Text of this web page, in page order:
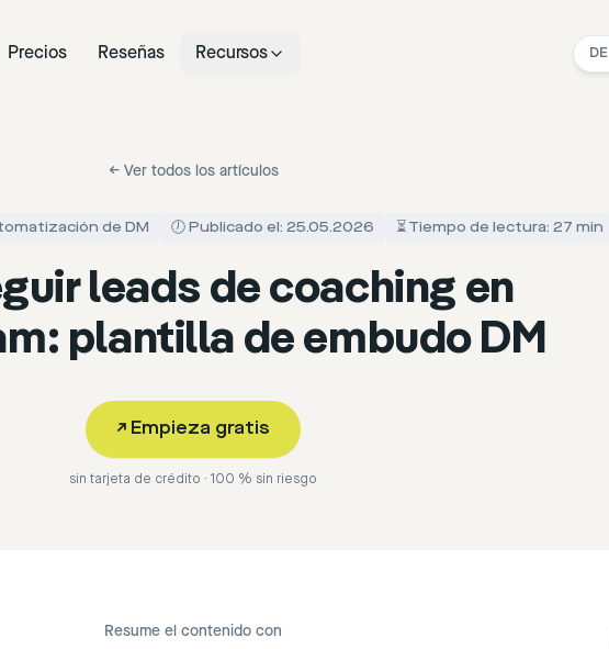
Precios Reseñas Recursos DE
← Ver todos los artículos
de DM 🕖 Publicado el: 25.05.2026 ⏳ Tiempo de lectura: 27 min
leads de coaching en
plantilla de embudo DM
↗ Empieza gratis
sin tarjeta de crédito · 100 % sin riesgo
Resume el contenido con